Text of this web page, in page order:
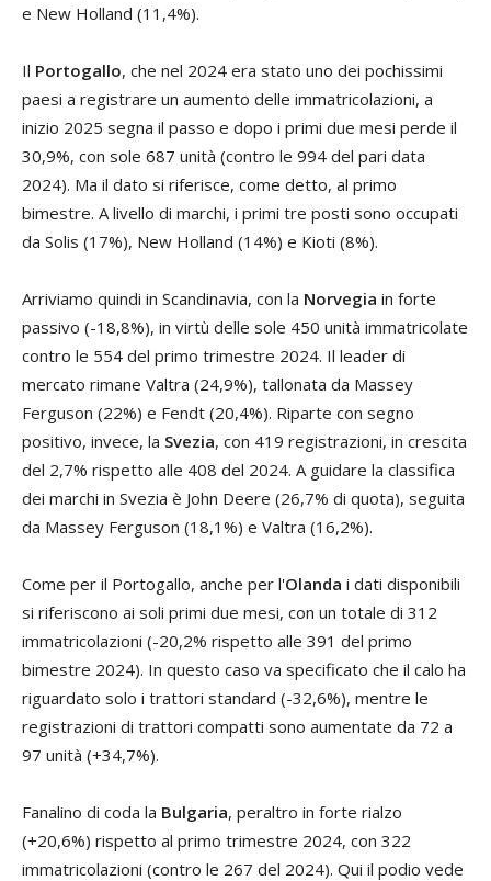
e New Holland (11,4%).
Il Portogallo, che nel 2024 era stato uno dei pochissimi
paesi a registrare un aumento delle immatricolazioni, a
inizio 2025 segna il passo e dopo i primi due mesi perde il
30,9%, con sole 687 unità (contro le 994 del pari data
2024). Ma il dato si riferisce, come detto, al primo
bimestre. A livello di marchi, i primi tre posti sono occupati
da Solis (17%), New Holland (14%) e Kioti (8%).
Arriviamo quindi in Scandinavia, con la Norvegia in forte
passivo (-18,8%), in virtù delle sole 450 unità immatricolate
contro le 554 del primo trimestre 2024. Il leader di
mercato rimane Valtra (24,9%), tallonata da Massey
Ferguson (22%) e Fendt (20,4%). Riparte con segno
positivo, invece, la Svezia, con 419 registrazioni, in crescita
del 2,7% rispetto alle 408 del 2024. A guidare la classifica
dei marchi in Svezia è John Deere (26,7% di quota), seguita
da Massey Ferguson (18,1%) e Valtra (16,2%).
Come per il Portogallo, anche per l'Olanda i dati disponibili
si riferiscono ai soli primi due mesi, con un totale di 312
immatricolazioni (-20,2% rispetto alle 391 del primo
bimestre 2024). In questo caso va specificato che il calo ha
riguardato solo i trattori standard (-32,6%), mentre le
registrazioni di trattori compatti sono aumentate da 72 a
97 unità (+34,7%).
Fanalino di coda la Bulgaria, peraltro in forte rialzo
(+20,6%) rispetto al primo trimestre 2024, con 322
immatricolazioni (contro le 267 del 2024). Qui il podio vede